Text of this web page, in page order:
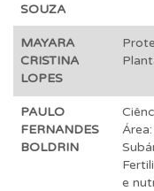
SOUZA
MAYARA
CRISTINA
LOPES
PAULO
FERNANDES
BOLDRIN
e